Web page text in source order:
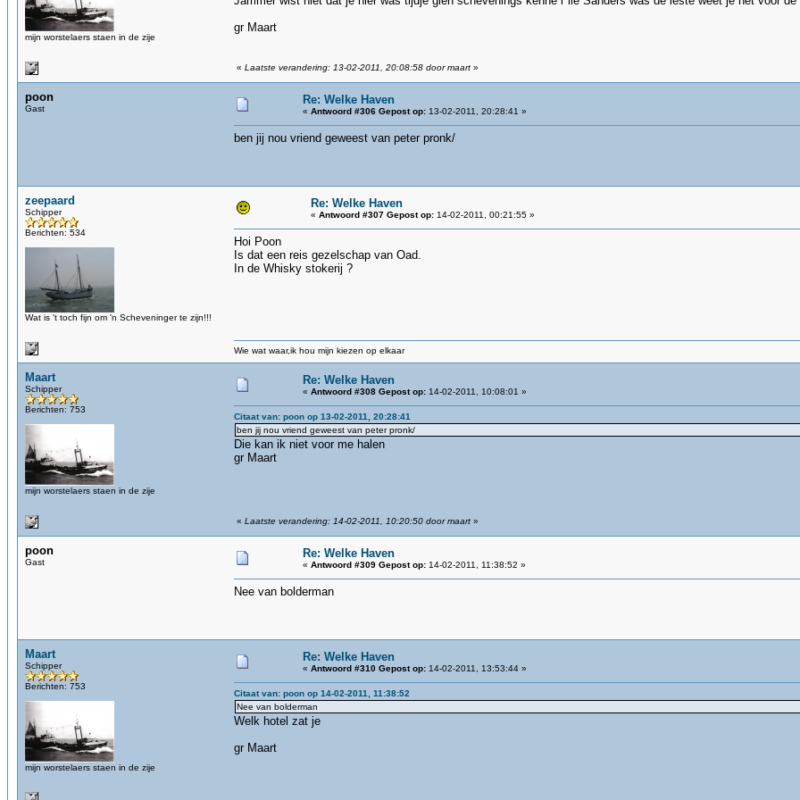
mijn worstelaers staen in de zije
gr Maart
« Laatste verandering: 13-02-2011, 20:08:58 door maart »
poon
Gast
Re: Welke Haven
« Antwoord #306 Gepost op: 13-02-2011, 20:28:41 »
ben jij nou vriend geweest van peter pronk/
zeepaard
Schipper
Berichten: 534
Wat is 't toch fijn om 'n Scheveninger te zijn!!!
Re: Welke Haven
« Antwoord #307 Gepost op: 14-02-2011, 00:21:55 »
Hoi Poon
Is dat een reis gezelschap van Oad.
In de Whisky stokerij ?
Wie wat waar,ik hou mijn kiezen op elkaar
Maart
Schipper
Berichten: 753
mijn worstelaers staen in de zije
Re: Welke Haven
« Antwoord #308 Gepost op: 14-02-2011, 10:08:01 »
Citaat van: poon op 13-02-2011, 20:28:41
ben jij nou vriend geweest van peter pronk/
Die kan ik niet voor me halen
gr Maart
« Laatste verandering: 14-02-2011, 10:20:50 door maart »
poon
Gast
Re: Welke Haven
« Antwoord #309 Gepost op: 14-02-2011, 11:38:52 »
Nee van bolderman
Maart
Schipper
Berichten: 753
mijn worstelaers staen in de zije
Re: Welke Haven
« Antwoord #310 Gepost op: 14-02-2011, 13:53:44 »
Citaat van: poon op 14-02-2011, 11:38:52
Nee van bolderman
Welk hotel zat je
gr Maart